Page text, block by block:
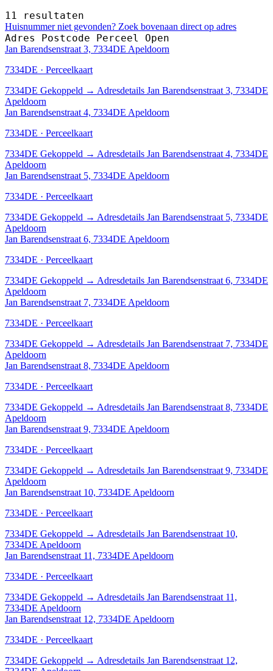
11 resultaten
Huisnummer niet gevonden? Zoek bovenaan direct op adres
Adres Postcode Perceel Open
Jan Barendsenstraat 3, 7334DE Apeldoorn
7334DE · Perceelkaart
7334DE Gekoppeld → Adresdetails Jan Barendsenstraat 3, 7334DE
Apeldoorn
Jan Barendsenstraat 4, 7334DE Apeldoorn
7334DE · Perceelkaart
7334DE Gekoppeld → Adresdetails Jan Barendsenstraat 4, 7334DE
Apeldoorn
Jan Barendsenstraat 5, 7334DE Apeldoorn
7334DE · Perceelkaart
7334DE Gekoppeld → Adresdetails Jan Barendsenstraat 5, 7334DE
Apeldoorn
Jan Barendsenstraat 6, 7334DE Apeldoorn
7334DE · Perceelkaart
7334DE Gekoppeld → Adresdetails Jan Barendsenstraat 6, 7334DE
Apeldoorn
Jan Barendsenstraat 7, 7334DE Apeldoorn
7334DE · Perceelkaart
7334DE Gekoppeld → Adresdetails Jan Barendsenstraat 7, 7334DE
Apeldoorn
Jan Barendsenstraat 8, 7334DE Apeldoorn
7334DE · Perceelkaart
7334DE Gekoppeld → Adresdetails Jan Barendsenstraat 8, 7334DE
Apeldoorn
Jan Barendsenstraat 9, 7334DE Apeldoorn
7334DE · Perceelkaart
7334DE Gekoppeld → Adresdetails Jan Barendsenstraat 9, 7334DE
Apeldoorn
Jan Barendsenstraat 10, 7334DE Apeldoorn
7334DE · Perceelkaart
7334DE Gekoppeld → Adresdetails Jan Barendsenstraat 10,
7334DE Apeldoorn
Jan Barendsenstraat 11, 7334DE Apeldoorn
7334DE · Perceelkaart
7334DE Gekoppeld → Adresdetails Jan Barendsenstraat 11,
7334DE Apeldoorn
Jan Barendsenstraat 12, 7334DE Apeldoorn
7334DE · Perceelkaart
7334DE Gekoppeld → Adresdetails Jan Barendsenstraat 12,